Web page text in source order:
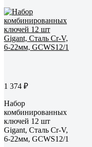
1 374 ₽
Набор
комбинированных
ключей 12 шт
Gigant, Сталь Cr-V,
6-22мм, GCWS12/1